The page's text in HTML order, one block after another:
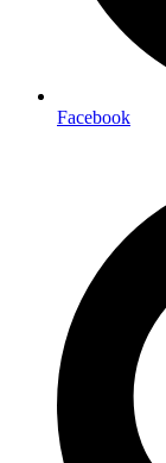
Facebook